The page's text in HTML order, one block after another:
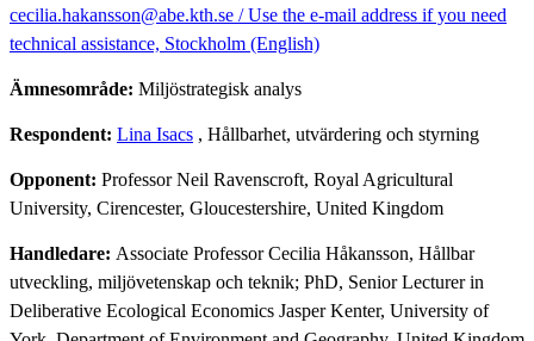
cecilia.hakansson@abe.kth.se / Use the e-mail address if you need
technical assistance, Stockholm (English)
Ämnesområde: Miljöstrategisk analys
Respondent: Lina Isacs , Hållbarhet, utvärdering och styrning
Opponent: Professor Neil Ravenscroft, Royal Agricultural
University, Cirencester, Gloucestershire, United Kingdom
Handledare: Associate Professor Cecilia Håkansson, Hållbar
utveckling, miljövetenskap och teknik; PhD, Senior Lecturer in
Deliberative Ecological Economics Jasper Kenter, University of